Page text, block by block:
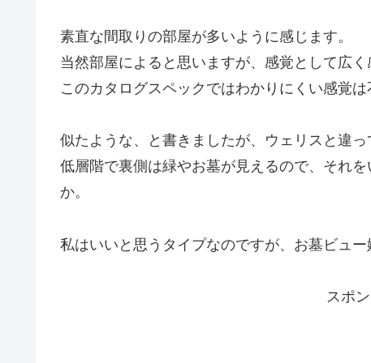
素直な間取りの部屋が多いように感じます。
当然部屋によると思いますが、感覚として広く
このカタログスペックではわかりにくい感覚は
似たような、と書きましたが、ウェリスと違
低層階で裏側は緑やお墓が見えるので、それ
か。
私はいいと思うタイプなのですが、お墓ビュー
スポ